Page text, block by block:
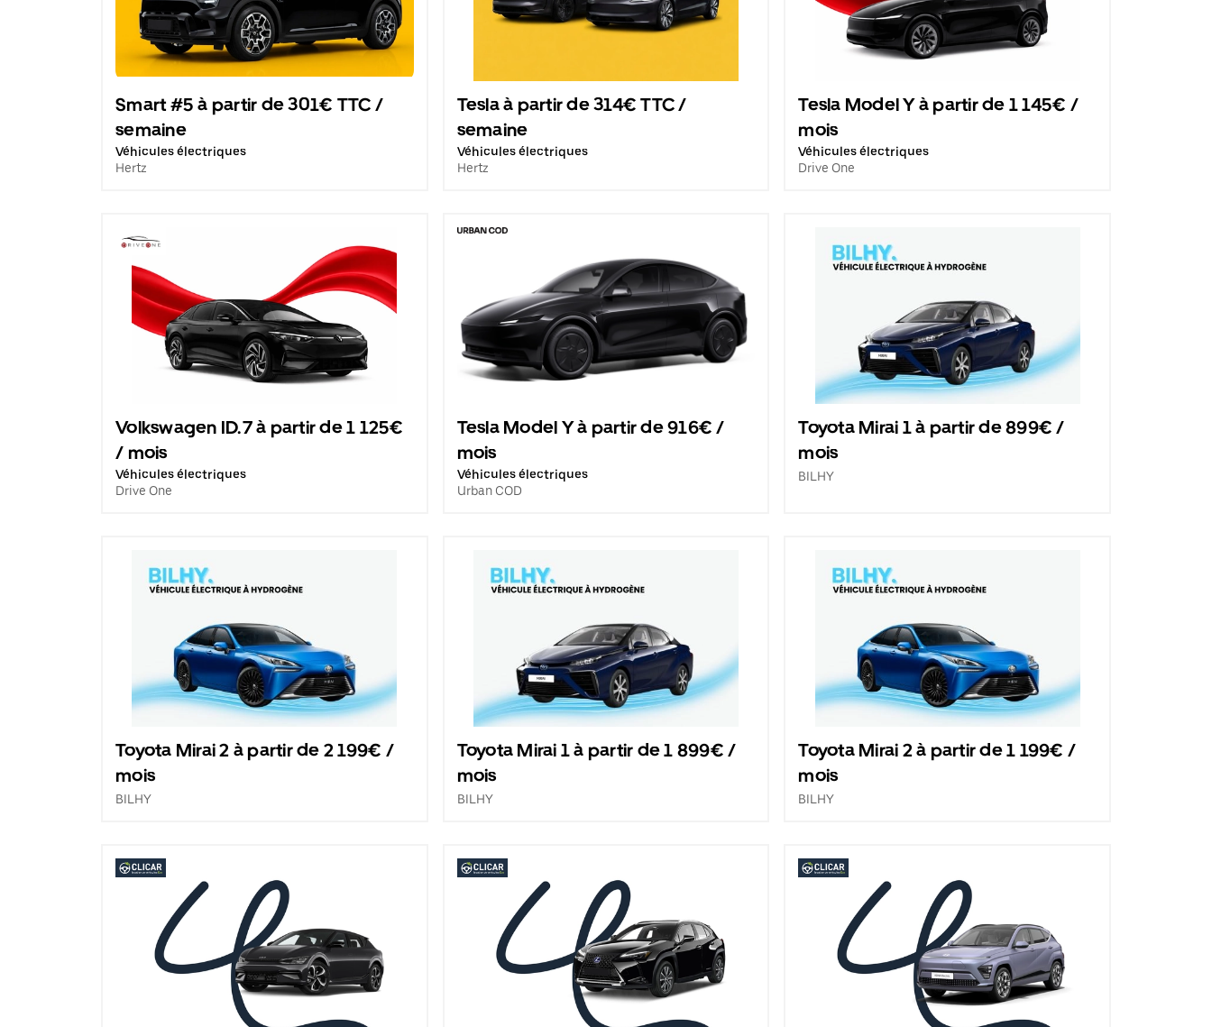
Smart #5 à partir de 301€ TTC /
semaine
Véhicules électriques
Hertz
Tesla à partir de 314€ TTC /
semaine
Véhicules électriques
Hertz
Tesla Model Y à partir de 1 145€ /
mois
Véhicules électriques
Drive One
Volkswagen ID.7 à partir de 1 125€
/ mois
Véhicules électriques
Drive One
Tesla Model Y à partir de 916€ /
mois
Véhicules électriques
Urban COD
Toyota Mirai 1 à partir de 899€ /
mois
BILHY
Toyota Mirai 2 à partir de 2 199€ /
mois
BILHY
Toyota Mirai 1 à partir de 1 899€ /
mois
BILHY
Toyota Mirai 2 à partir de 1 199€ /
mois
BILHY